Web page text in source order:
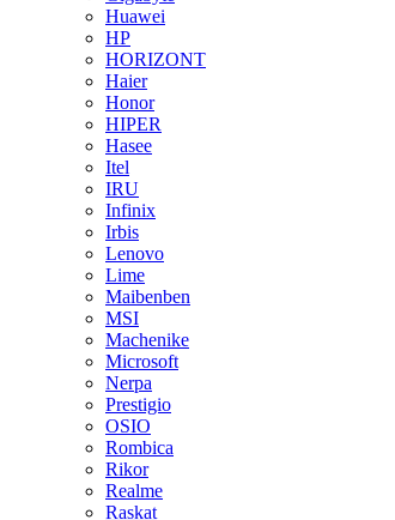
Huawei
HP
HORIZONT
Haier
Honor
HIPER
Hasee
Itel
IRU
Infinix
Irbis
Lenovo
Lime
Maibenben
MSI
Machenike
Microsoft
Nerpa
Prestigio
OSIO
Rombica
Rikor
Realme
Raskat